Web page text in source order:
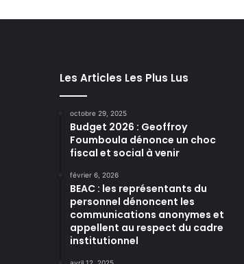
Les Articles Les Plus Lus
octobre 29, 2025
Budget 2026 : Geoffroy
Foumboula dénonce un choc
fiscal et social à venir
février 6, 2026
BEAC : les représentants du
personnel dénoncent les
communications anonymes et
appellent au respect du cadre
institutionnel